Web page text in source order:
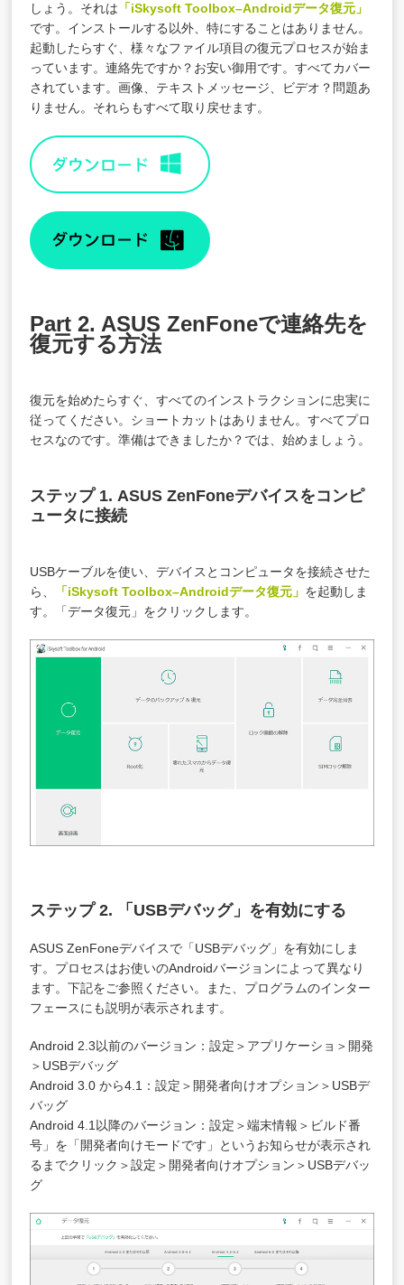
しょう。それは 「iSkysoft Toolbox–Androidデータ復元」
です。インストールする以外、特にすることはありません。
起動したらすぐ、様々なファイル項目の復元プロセスが始ま
っています。連絡先ですか？お安い御用です。すべてカバー
されています。画像、テキストメッセージ、ビデオ？問題あ
りません。それらもすべて取り戻せます。
Part 2. ASUS ZenFoneで連絡先を
復元する方法
復元を始めたらすぐ、すべてのインストラクションに忠実に
従ってください。ショートカットはありません。すべてプロ
セスなのです。準備はできましたか？では、始めましょう。
ステップ 1. ASUS ZenFoneデバイスをコンピ
ュータに接続
USBケーブルを使い、デバイスとコンピュータを接続させた
ら、
「iSkysoft Toolbox–Androidデータ復元」 を起動しま
す。「データ復元」をクリックします。
ステップ 2. 「USBデバッグ」を有効にする
ASUS ZenFoneデバイスで「USBデバッグ」を有効にしま
す。プロセスはお使いのAndroidバージョンによって異なり
ます。下記をご参照ください。また、プログラムのインター
フェースにも説明が表示されます。
Android 2.3以前のバージョン：設定＞アプリケーショ＞開発
＞USBデバッグ
Android 3.0 から4.1：設定＞開発者向けオプション＞USBデ
バッグ
Android 4.1以降のバージョン：設定＞端末情報＞ビルド番
号」を「開発者向けモードです」というお知らせが表示され
るまでクリック＞設定＞開発者向けオプション＞USBデバッ
グ